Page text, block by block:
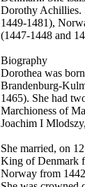
Dorothy Achillies.
1449-1481),
(1447-1448 and
Biography
Dorothea was
Brandenburg-
1465). She had
Marchioness of
Joachim I
She married, on
King of Denmark
Norway from